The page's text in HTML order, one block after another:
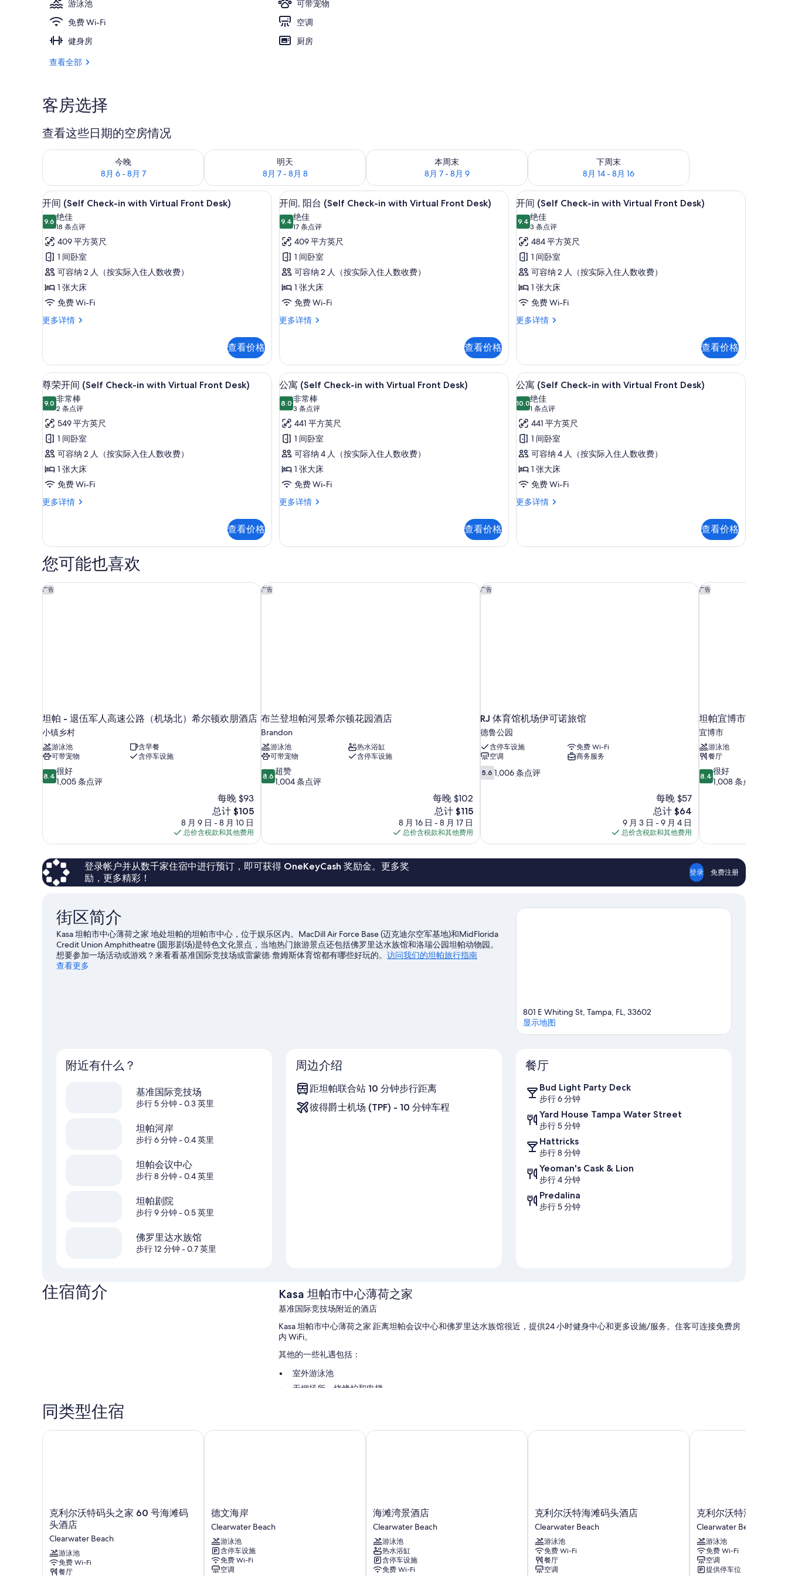
游泳池
可带宠物
免费 Wi-Fi
空调
健身房
厨房
查看全部
客房选择
查看这些日期的空房情况
今晚
8月 6 - 8月 7
查看今晚的空房情况：8月 6 - 8月 7
明天
8月 7 - 8月 8
查看明天的空房情况：8月 7 - 8月 8
本周末
8月 7 - 8月 9
查看本周末的空房情况：8月 7 - 8月 9
下周末
8月 14 - 8月 16
查看下周末的空房情况：8月 14 - 8月 16
显
示
开
间
(Self
Check-
in
with
Front
所
有
照
片
开间 (Self Check-in with Virtual Front Desk) | 笔记本电脑工作区、免费 WiFi、床单
8
开间 (Self Check-in with Virtual Front Desk)
9.69.6 分，满分 10 分
绝佳
18 条点评
(18
条
点
评)
409 平方英尺
1 间卧室
可容纳 2 人（按实际入住人数收费）
1 张大床
免费 Wi-Fi
更多详情
开
in
with
Virtual
Front
Desk)
多
信
息
查看价格
显
示
开
间,
阳
台
(Self
Check-
in
with
Front
Desk)
的
所
有
照
片
开间, 阳台 (Self Check-in with Virtual Front Desk) | 笔记本电脑工作区、免费 WiFi、床单
7
开间, 阳台 (Self Check-in with Virtual Front Desk)
9.49.4 分，满分 10 分
绝佳
17 条点评
(17
条
点
评)
409 平方英尺
1 间卧室
可容纳 2 人（按实际入住人数收费）
1 张大床
免费 Wi-Fi
更多详情
开
(Self
Check-
in
Virtual
Front
Desk)
更
多
信
息
查看价格
显
示
开
间
(Self
Check-
in
with
Front
所
有
照
片
开间 (Self Check-in with Virtual Front Desk)
6
开间 (Self Check-in with Virtual Front Desk)
9.49.4 分，满分 10 分
绝佳
3 条点评
(3
条
点
评)
484 平方英尺
1 间卧室
可容纳 2 人（按实际入住人数收费）
1 张大床
免费 Wi-Fi
更多详情
开
in
with
Virtual
Front
Desk)
多
信
息
查看价格
显
示
尊
荣
开
间
(Self
Check-
in
with
Front
Desk)
的
所
有
尊荣开间 (Self Check-in with Virtual Front Desk) | 笔记本电脑工作区、免费 WiFi、床单
6
尊荣开间 (Self Check-in with Virtual Front Desk)
9.09.0 分，满分 10 分
非常棒
2 条点评
(2
条
点
评)
549 平方英尺
1 间卧室
可容纳 2 人（按实际入住人数收费）
1 张大床
免费 Wi-Fi
更多详情
尊
(Self
Check-
in
with
Virtual
Front
查看价格
显
示
公
寓
(Self
Check-
in
with
Front
所
照
笔记本电脑工作区、免费 WiFi、床单
7
公寓 (Self Check-in with Virtual Front Desk)
8.08.0 分，满分 10 分
非常棒
3 条点评
(3
条
点
评)
441 平方英尺
1 间卧室
可容纳 4 人（按实际入住人数收费）
1 张大床
免费 Wi-Fi
更多详情
公
in
Desk)
查看价格
显
示
公
寓
(Self
Check-
in
with
Front
所
照
笔记本电脑工作区、免费 WiFi、床单
6
公寓 (Self Check-in with Virtual Front Desk)
10.010.0 分，满分 10 分
绝佳
1 条点评
(1
条
点
评)
441 平方英尺
1 间卧室
可容纳 4 人（按实际入住人数收费）
1 张大床
免费 Wi-Fi
更多详情
公
in
Desk)
查看价格
您可能也喜欢
广告
坦帕 - 退伍军人高速公路（机场北）希尔顿欢朋酒店
小镇乡村
游泳池
含早餐
可带宠物
含停车设施
8.4
分，
1,005
点
评
8.4 很好
1,005 条点评
每晚 $93
新
价
格
$105
总计 $105
8 月 9 日 - 8 月 10 日
总价含税款和其他费用
坦帕 - 退伍军人高速公路（机场北）希尔顿欢朋酒店 广告
布兰登坦帕河景希尔顿花园酒店
Brandon
游泳池
热水浴缸
可带宠物
含停车设施
8.6
分，
1,004
点
8.6 超赞
1,004 条点评
每晚 $102
新
价
格
$115
总计 $115
8 月 16 日 - 8 月 17 日
总价含税款和其他费用
布兰登坦帕河景希尔顿花园酒店 广告
RJ 体育馆机场伊可诺旅馆
德鲁公园
含停车设施
免费 Wi-Fi
空调
商务服务
5.6
分，
点
5.6 1,006 条点评
每晚 $57
新
价
格
$64
总计 $64
9 月 3 日 - 9 月 4 日
总价含税款和其他费用
RJ 体育馆机场伊可诺旅馆 广告
坦帕宜博市历史区希
宜博市
游泳池
餐厅
8.4
分，
1,008
点
评
8.4很好
1,008 条点评
坦帕宜博市历史区希
登录帐户并从数千家住宿中进行预订，即可获得 OneKeyCash 奖励金。更多奖
励，更多精彩！
登录 免费注册
街区简介
Kasa 坦帕市中心薄荷之家 地处坦帕的坦帕市中心，位于娱乐区内。MacDill Air Force Base (迈克迪尔空军基地)和MidFlorida
Credit Union Amphitheatre (圆形剧场)是特色文化景点，当地热门旅游景点还包括佛罗里达水族馆和洛瑞公园坦帕动物园。
想要参加一场活动或游戏？来看看基准国际竞技场或雷蒙德·詹姆斯体育馆都有哪些好玩的。 访问我们的坦帕旅行指南
查看更多
801 E Whiting St, Tampa, FL, 33602
显示地图
附近有什么？
基准国际竞技场
步行 5 分钟- 0.3 英里
坦帕河岸
步行 6 分钟- 0.4 英里
坦帕会议中心
步行 8 分钟- 0.4 英里
坦帕剧院
步行 9 分钟- 0.5 英里
佛罗里达水族馆
步行 12 分钟- 0.7 英里
周边介绍
距坦帕联合站 10 分钟步行距离
彼得爵士机场 (TPF) - 10 分钟车程
餐厅
Bud Light Party Deck
步行 6 分钟
Yard House Tampa Water Street
步行 5 分钟
Hattricks
步行 8 分钟
Yeoman's Cask & Lion
步行 4 分钟
Predalina
步行 5 分钟
住宿简介 Kasa 坦帕市中心薄荷之家
基准国际竞技场附近的酒店
Kasa 坦帕市中心薄荷之家 距离坦帕会议中心和佛罗里达水族馆很近，提供24 小时健身中心和更多设施/服务。住客可连接免费房
内 WiFi。
其他的一些礼遇包括：
室外游泳池
无烟场所、烧烤炉和电梯
所有 53 间客房均具备笔记本电脑工作区和空调等舒适设施/服务，还有免费 WiFi等设施/服务。
同类型住宿
克
利
尔
沃
特
码
克利尔沃特码头之家 60 号海滩码
头酒店
Clearwater Beach
游泳池
免费 Wi-Fi
餐厅
克利尔沃特码头之家 60 号海滩码头酒店
德
文
海
岸
Clearwater
Beach
德文海岸
Clearwater Beach
游泳池
含停车设施
免费 Wi-Fi
空调
德文海岸
海
滩
湾
景
酒
店
海滩湾景酒店
Clearwater Beach
游泳池
热水浴缸
含停车设施
免费 Wi-Fi
海滩湾景酒店
克
利
尔
沃
特
海
克利尔沃特海滩码头酒店
Clearwater Beach
游泳池
免费 Wi-Fi
餐厅
空调
克利尔沃特海滩码头酒店
克
利
尔
沃
特
海
克利尔沃特海滩酒店
Clearwater Beach
游泳池
免费 Wi-Fi
空调
提供停车位
克利尔沃特海滩酒店